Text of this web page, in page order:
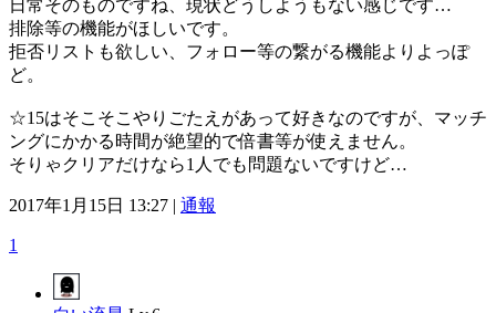
日常そのものですね、現状どうしようもない感じです…
排除等の機能がほしいです。
拒否リストも欲しい、フォロー等の繋がる機能よりよっぽ
ど。
☆15はそこそこやりごたえがあって好きなのですが、マッチ
ングにかかる時間が絶望的で倍書等が使えません。
そりゃクリアだけなら1人でも問題ないですけど…
2017年1月15日 13:27 | 通報
1